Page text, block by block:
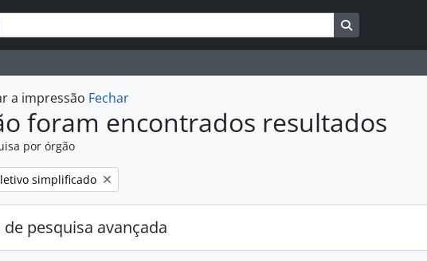
de busca Busque na
a impressão Fechar
foram encontrados resultados
por órgão
simplificado
de pesquisa avançada